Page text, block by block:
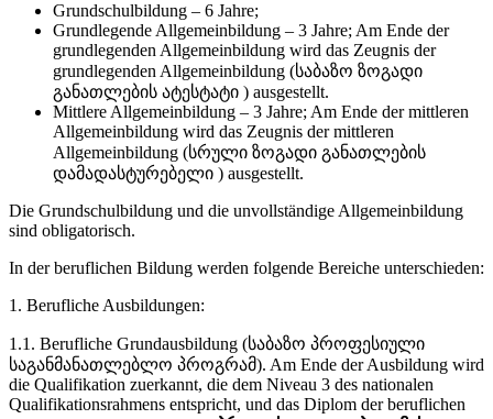
Grundschulbildung – 6 Jahre;
Grundlegende Allgemeinbildung – 3 Jahre; Am Ende der
grundlegenden Allgemeinbildung wird das Zeugnis der
grundlegenden Allgemeinbildung (საბაზო ზოგადი
განათლების ატესტატი ) ausgestellt.
Mittlere Allgemeinbildung – 3 Jahre; Am Ende der mittleren
Allgemeinbildung wird das Zeugnis der mittleren
Allgemeinbildung (სრული ზოგადი განათლების
დამადასტურებელი ) ausgestellt.
Die Grundschulbildung und die unvollständige Allgemeinbildung
sind obligatorisch.
In der beruflichen Bildung werden folgende Bereiche unterschieden:
1. Berufliche Ausbildungen:
1.1. Berufliche Grundausbildung (საბაზო პროფესიული
საგანმანათლებლო პროგრამ). Am Ende der Ausbildung wird
die Qualifikation zuerkannt, die dem Niveau 3 des nationalen
Qualifikationsrahmens entspricht, und das Diplom der beruflichen